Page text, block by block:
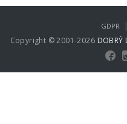
Copyright © 2001-2026 DOBRÝ
GDPR |